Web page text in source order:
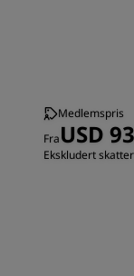
Medlemspris
FraUSD 93
Ekskludert